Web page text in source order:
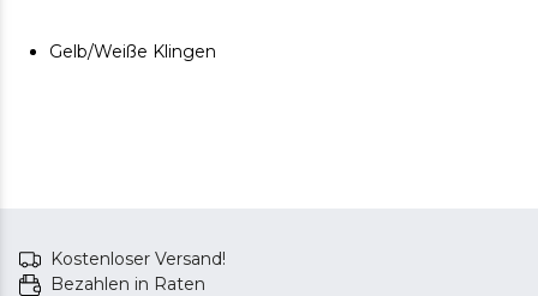
Gelb/Weiße Klingen
Kostenloser Versand!
Bezahlen in Raten